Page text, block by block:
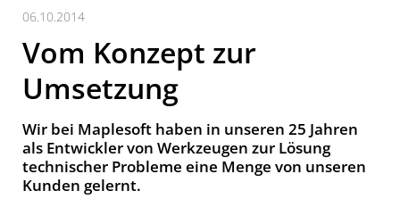
06.10.2014
Vom Konzept zur
Umsetzung
Wir bei Maplesoft haben in unseren 25 Jahren
als Entwickler von Werkzeugen zur Lösung
technischer Probleme eine Menge von unseren
Kunden gelernt.